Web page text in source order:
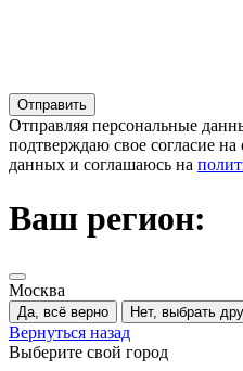
Отправляя персональные
подтверждаю свое согласие
данных и соглашаюсь на
Ваш регион:
Москва
Да, всё верно Нет, выбрать
Вернуться назад
Выберите свой город